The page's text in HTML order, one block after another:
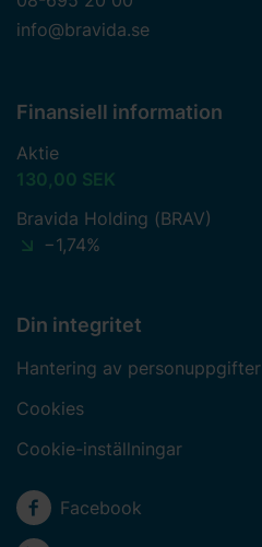
info@bravida.se
Finansiell information
Aktie
130,00 SEK
Bravida Holding (BRAV)
−1,74%
Din integritet
Hantering av personuppgifter
Cookies
Cookie-inställningar
Sociala medier
Facebook